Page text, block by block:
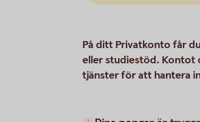
På ditt Privatkonto får
eller studiestöd. Kontot
tjänster för att hantera